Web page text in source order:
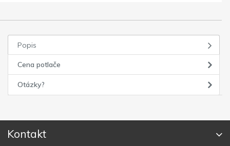
Popis
Cena potlače
Otázky?
Kontakt